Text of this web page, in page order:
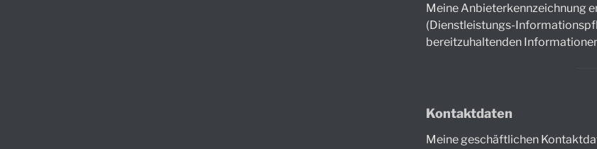
Meine Anbieterkennzeichnung
(Dienstleistungs-
bereitzuhaltenden
Kontaktdaten
Meine geschäftlichen